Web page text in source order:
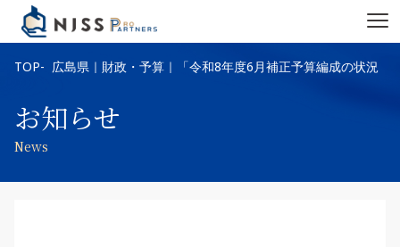
TOP 広島県｜財政・予算｜「令和8年度6月補正予算編成の状況（
お知らせ
News